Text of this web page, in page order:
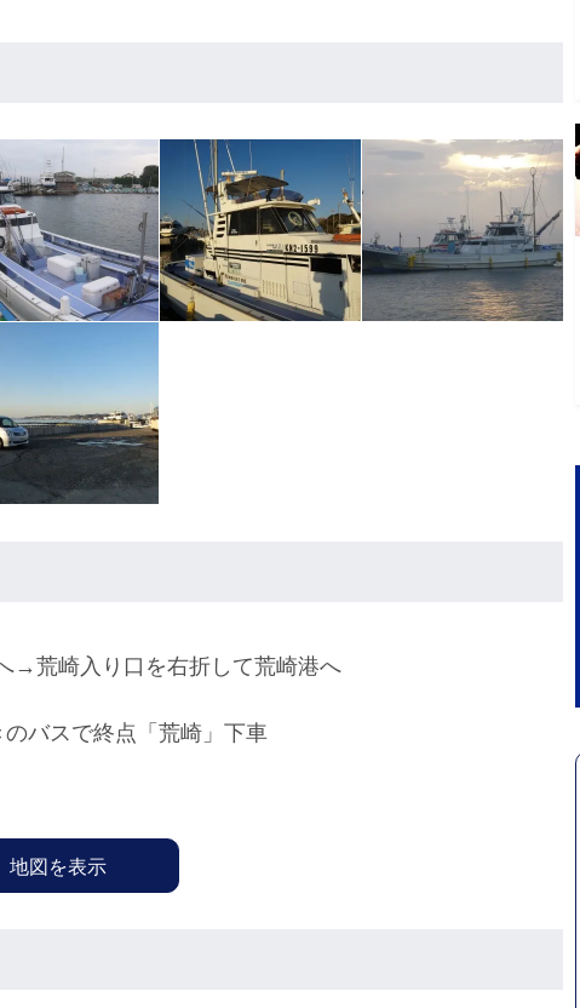
→荒崎入り口を右折して荒崎港へ
バスで終点「荒崎」下車
地図を表示